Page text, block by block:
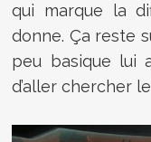
qui marque la
donne. Ça reste
peu basique lui
d’aller chercher